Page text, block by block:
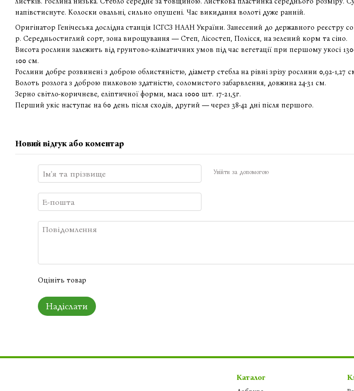
напівстиснуте. Колоски овальні, сильно опушені. Час викидання волоті дуже ранній.
Оригінатор Генічеська дослідна станція ІСГСЗ НААН України. Занесений до державного реєстру
р. Середньостиглий сорт, зона вирощування ― Степ, Лісостеп, Полісся, на зелений корм та сіно.
Висота рослини залежить від грунтово-кліматичних умов під час вегетації при першому укосі
100 см.
Рослини добре розвинені з доброю облистяністю, діаметр стебла на рівні зрізу рослини 0,92-1,27
Волоть розлога з доброю пилковою здатністю, соломистого забарвлення, довжина 24-31 см.
Зерно світло-коричневе, еліптичної форми, маса 1000 шт. 17-21,5г.
Перший укіс наступає на 60 день після сходів, другий ― через 38-42 дні після першого.
Новий відгук або коментар
Увійти за допомогою
Оцініть товар
Надіслати
Каталог